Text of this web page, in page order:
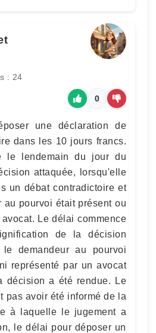
: 24
0
une déclaration de
dans les 10 jours francs.
le lendemain du jour du
attaquée, lorsqu'elle
un débat contradictoire et
au pourvoi était présent ou
Le délai commence
de la décision
le demandeur au pourvoi
représenté par un avocat
décision a été rendue. Le
pas avoir été informé de la
à laquelle le jugement a
le délai pour déposer un